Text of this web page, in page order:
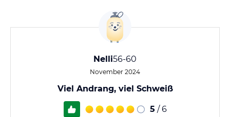
Nelli56-60
November 2024
Viel Andrang, viel Schweiß
5 / 6